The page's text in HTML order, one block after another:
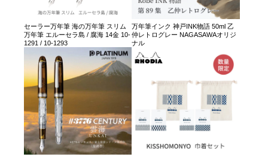
セーラー万年筆 海の万年筆 スリム
万年筆 エルーセラ島 / 腐海 14金 10-
1291 / 10-1293
万年筆インク 神戸INK物語 50ml 乙
仲レトログレー NAGASAWAオリジ
ナル